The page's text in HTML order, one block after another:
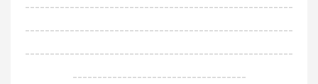
------------------------------------------------------
------------------------------------------------------
------------------------------------------------------
-----------------------------------